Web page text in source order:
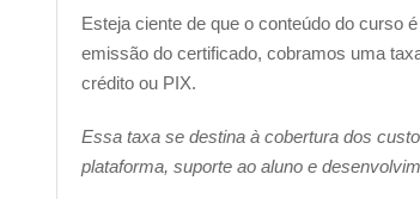
Esteja ciente de que o conteúdo do curso
emissão do certificado, cobramos uma
crédito ou PIX.
Essa taxa se destina à cobertura dos
plataforma, suporte ao aluno e